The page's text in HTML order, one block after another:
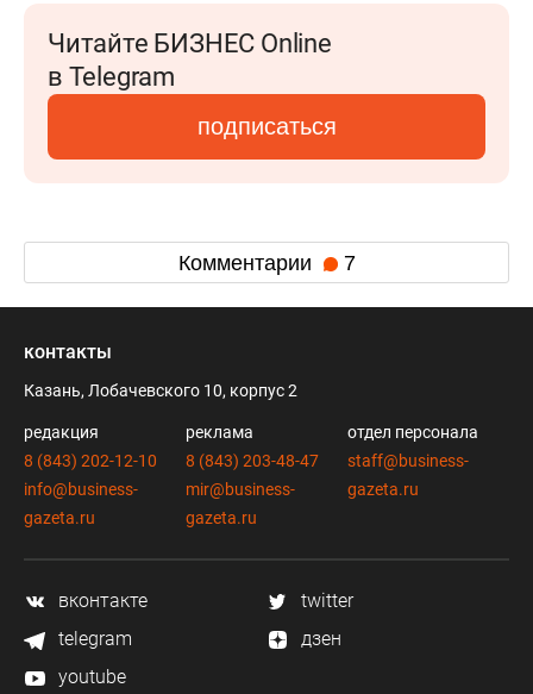
Читайте БИЗНЕС Online
в Telegram
подписаться
Комментарии 7
контакты
Казань, Лобачевского 10, корпус 2
редакция
8 (843) 202-12-10
info@business-
gazeta.ru
реклама
8 (843) 203-48-47
mir@business-
gazeta.ru
отдел персонала
staff@business-
gazeta.ru
вконтакте
twitter
telegram
дзен
youtube